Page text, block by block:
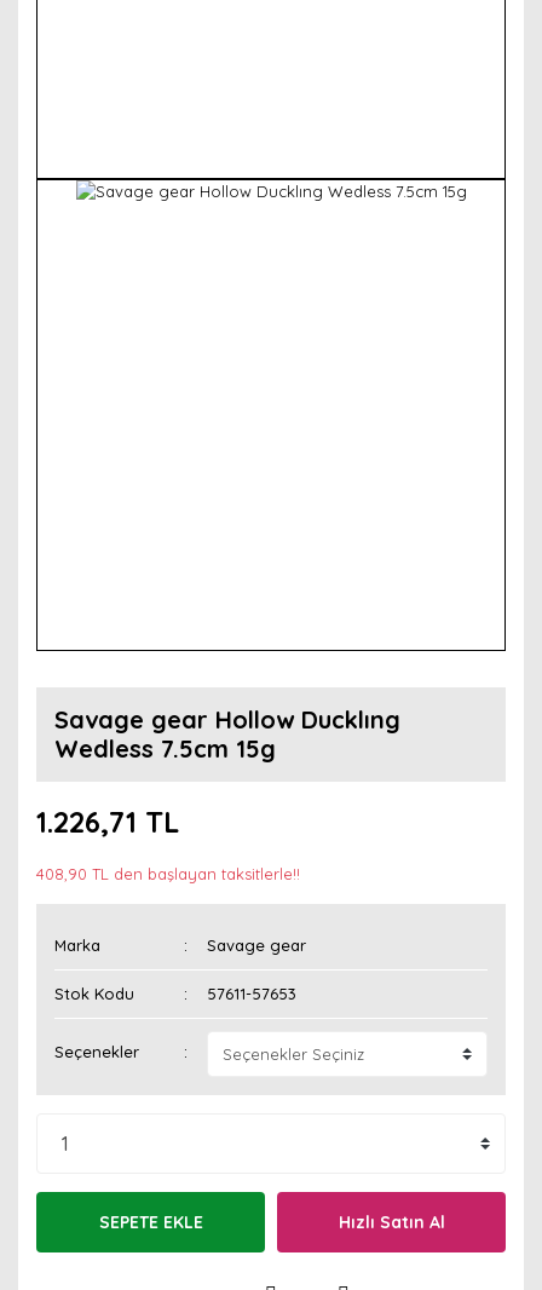
Savage gear Hollow Ducklıng
Wedless 7.5cm 15g
1.226,71 TL
408,90 TL den başlayan taksitlerle!!
Marka Savage gear
Stok Kodu 57611-57653
Seçenekler
SEPETE EKLE Hızlı Satın Al